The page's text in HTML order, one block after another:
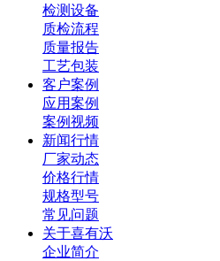
检测设备
质检流程
质量报告
工艺包装
客户案例
应用案例
案例视频
新闻行情
厂家动态
价格行情
规格型号
常见问题
关于喜有沃
企业简介